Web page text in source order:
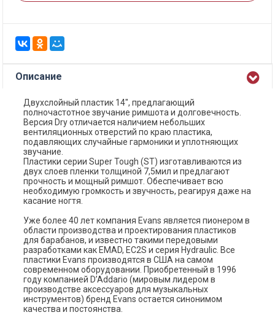
Описание
Двухслойный пластик 14", предлагающий
полночастотное звучание римшота и долговечность.
Версия Dry отличается наличием небольших
вентиляционных отверстий по краю пластика,
подавляющих случайные гармоники и уплотняющих
звучание.
Пластики серии Super Tough (ST) изготавливаются из
двух слоев пленки толщиной 7,5мил и предлагают
прочность и мощный римшот. Обеспечивает всю
необходимую громкость и звучность, реагируя даже на
касание ногтя.
Уже более 40 лет компания Evans является пионером в
области производства и проектирования пластиков
для барабанов, и известно такими передовыми
разработками как EMAD, EC2S и серия Hydraulic. Все
пластики Evans производятся в США на самом
современном оборудовании. Приобретенный в 1996
году компанией D’Addario (мировым лидером в
производстве аксессуаров для музыкальных
инструментов) бренд Evans остается синонимом
качества и постоянства.